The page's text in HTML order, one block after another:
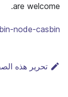
are welcome.
node-casbin
تحرير هذه